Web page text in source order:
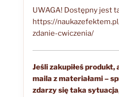
UWAGA! Dostępny jest
https://
zdanie-cwiczenia/
Jeśli zakupiłeś produkt,
maila z materiałami –
zdarzy się taka